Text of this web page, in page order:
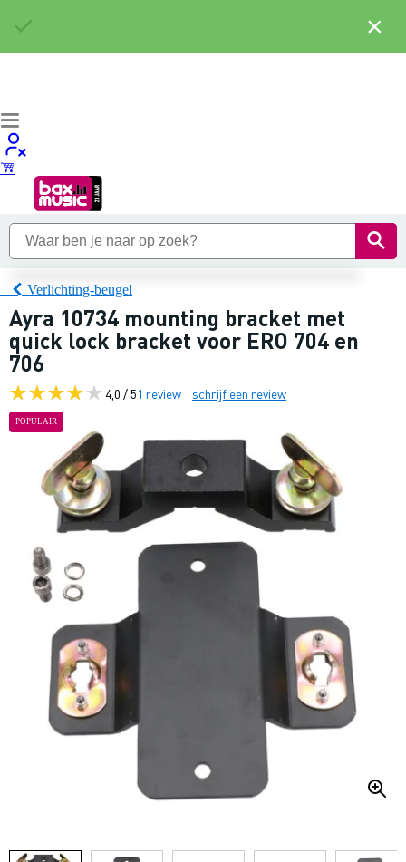
Verlichting-beugel
Ayra 10734 mounting bracket met
quick lock bracket voor ERO 704 en
706
4,0 / 51 review schrijf een review
POPULAIR
×